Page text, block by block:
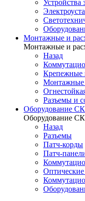
Устройства
Монтажные и
Монтажные и
Назад
Крепежные
Монтажные
Разъемы и
Оборудование
Оборудование
Назад
Разъемы
Патч-корды
Патч-